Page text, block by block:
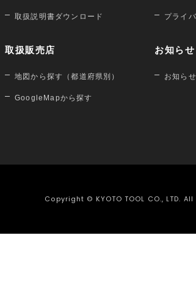
取扱説明書ダウンロード
取扱販売店
地図から探す（都道府県別）
GoogleMapから探す
プライ
お知らせ
お知ら
Copyright © KYOTO TOOL CO., LTD.